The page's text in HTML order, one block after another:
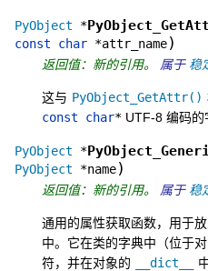
PyObject *
const
char *attr_name)
返回值：新的引用。 属于 稳
这与 PyObject_GetAttr()
const
char* UTF-8 编码
PyObject *
PyObject
*name)
返回值：新的引用。 属于 稳
通用的属性获取函数，用于
中。它在类的字典中（位于
符，并在对象的
__dict__